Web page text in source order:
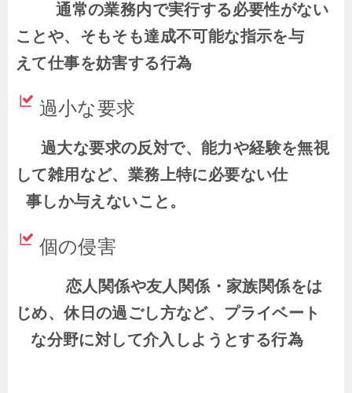
通常の業務内で実行する必要性がない
ことや、そもそも達成不可能な指示を与
えて仕事を妨害する行為
過小な要求
過大な要求の反対で、能力や経験を無視
して雑用など、業務上特に必要ない仕
事しか与えないこと。
個の侵害
恋人関係や友人関係・家族関係をは
じめ、休日の過ごし方など、プライベート
な分野に対して介入しようとする行為